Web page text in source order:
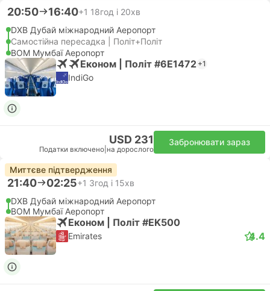
20:50 16:40+1 18год і 20хв
DXB Дубай міжнародний Аеропорт
Самостійна пересадка | Політ+Політ
BOM Мумбаї Аеропорт
Економ | Політ #6E1472 +1
IndiGo
USD 231
Податки включено на дорослого
Забронювати зараз
Миттєве підтвердження
21:40 02:25+1 3год і 15хв
DXB Дубай міжнародний Аеропорт
BOM Мумбаї Аеропорт
Економ | Політ #EK500
Emirates 4.4